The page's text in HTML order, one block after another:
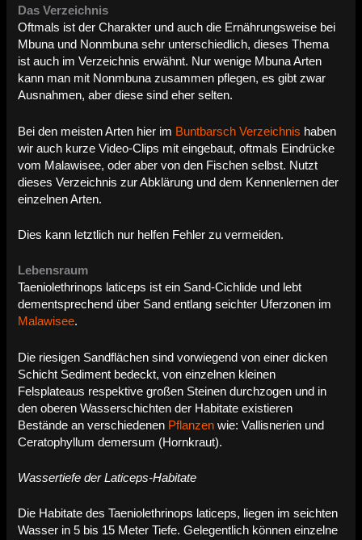
Das Verzeichnis
Oftmals ist der Charakter und auch die Ernährungsweise bei
Mbuna und Nonmbuna sehr unterschiedlich, dieses Thema
ist auch im Verzeichnis erwähnt. Nur wenige Mbuna Arten
kann man mit Nonmbuna zusammen pflegen, es gibt zwar
Ausnahmen, aber diese sind eher selten.
Bei den meisten Arten hier im Buntbarsch Verzeichnis haben
wir auch kurze Video-Clips mit eingebaut, oftmals Eindrücke
vom Malawisee, oder aber von den Fischen selbst. Nutzt
dieses Verzeichnis zur Abklärung und dem Kennenlernen der
einzelnen Arten.
Dies kann letztlich nur helfen Fehler zu vermeiden.
Lebensraum
Taeniolethrinops laticeps ist ein Sand-Cichlide und lebt
dementsprechend über Sand entlang seichter Uferzonen im
Malawisee.
Die riesigen Sandflächen sind vorwiegend von einer dicken
Schicht Sediment bedeckt, von einzelnen kleinen
Felsplateaus respektive großen Steinen durchzogen und in
den oberen Wasserschichten der Habitate existieren
Bestände an verschiedenen Pflanzen wie: Vallisnerien und
Ceratophyllum demersum (Hornkraut).
Wassertiefe der Laticeps-Habitate
Die Habitate des Taeniolethrinops laticeps, liegen im seichten
Wasser in 5 bis 15 Meter Tiefe. Gelegentlich können einzelne